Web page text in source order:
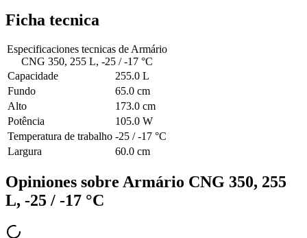
Ficha tecnica
Especificaciones tecnicas de Armário
CNG 350, 255 L, -25 / -17 °C
Capacidade
255.0 L
Fundo
65.0 cm
Alto
173.0 cm
Potência
105.0 W
Temperatura de trabalho -25 / -17 °C
Largura
60.0 cm
Opiniones sobre Armário CNG 350, 255
L, -25 / -17 °C